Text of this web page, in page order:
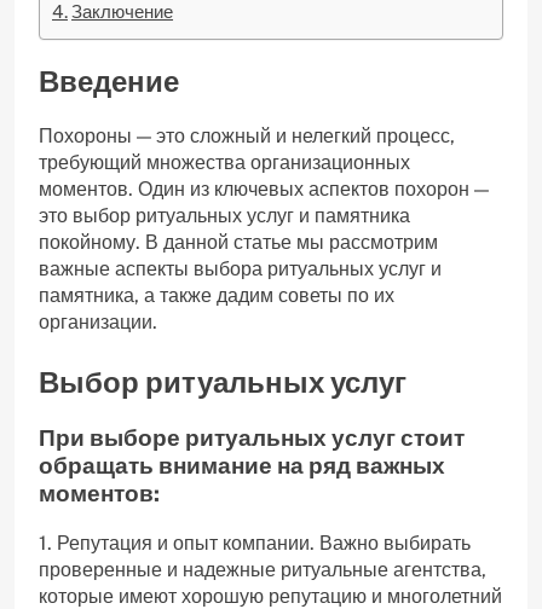
Заключение
Введение
Похороны — это сложный и нелегкий процесс,
требующий множества организационных
моментов. Один из ключевых аспектов похорон —
это выбор ритуальных услуг и памятника
покойному. В данной статье мы рассмотрим
важные аспекты выбора ритуальных услуг и
памятника, а также дадим советы по их
организации.
Выбор ритуальных услуг
При выборе ритуальных услуг стоит
обращать внимание на ряд важных
моментов:
1. Репутация и опыт компании. Важно выбирать
проверенные и надежные ритуальные агентства,
которые имеют хорошую репутацию и многолетний